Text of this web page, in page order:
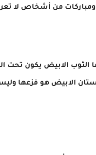
ومباركات من أشخاص لا
الثوب الابيض يكون تحت
الابيض هو فزعها